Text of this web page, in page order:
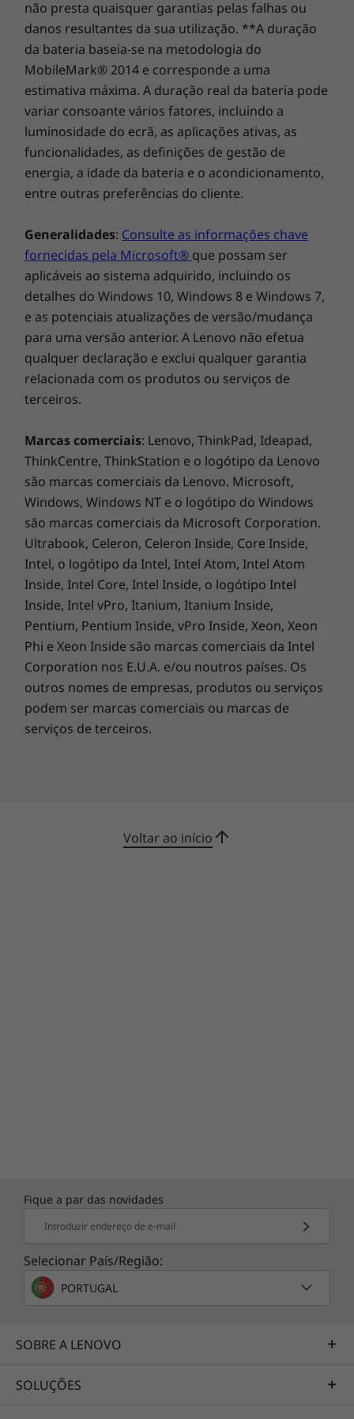
Seja produtivo ao máximo
Supere os seus prazos e seja o melhor nas
suas tarefas – nunca foi tão fácil executar
multitarefas. Mantenha-se ligado aos seus
projetos e carregue num instante com o
Carregamento Rápido Boost, aceda ao seu
IdeaPad Slim 5 Gen 9 com um leitor de
impressões digitais ou com uma câmara IR
FHD com obturador de privacidade
(dependendo do modelo) e expanda a sua
função completa.
De construção robusta, resistente ao
desgaste
Testado de acordo com as exigentes normas
militares do MIL-STD- 810H, o confiável e
duradouro IdeaPad Slim 5 foi concebido para
enfrentar situações extremas. Quer esteja a
assistir a uma videoconferência na praia, a
ajustar a sua apresentação em situações
desafiadoras ou a editar as suas fotos a
caminho de casa, pode fazer tudo sem
preocupações.
IdeaPad Slim 5 Gen 9 (14" AMD)
Adaptador de 65 W
Guia de início rápido
Especificações técnicas completas
Referência das especificações do produto:Modelos,
Especificações, Documentos, Compatibilidade (em
inglês)
não presta quaisquer garantias pelas falhas ou
danos resultantes da sua utilização. **A duração
da bateria baseia-se na metodologia do
MobileMark® 2014 e corresponde a uma
estimativa máxima. A duração real da bateria pode
variar consoante vários fatores, incluindo a
luminosidade do ecrã, as aplicações ativas, as
funcionalidades, as definições de gestão de
energia, a idade da bateria e o acondicionamento,
entre outras preferências do cliente.
Generalidades: Consulte as informações chave
fornecidas pela Microsoft® que possam ser
aplicáveis ao sistema adquirido, incluindo os
detalhes do Windows 10, Windows 8 e Windows 7,
e as potenciais atualizações de versão/mudança
para uma versão anterior. A Lenovo não efetua
qualquer declaração e exclui qualquer garantia
relacionada com os produtos ou serviços de
terceiros.
Marcas comerciais: Lenovo, ThinkPad, Ideapad,
ThinkCentre, ThinkStation e o logótipo da Lenovo
são marcas comerciais da Lenovo. Microsoft,
Windows, Windows NT e o logótipo do Windows
são marcas comerciais da Microsoft Corporation.
Ultrabook, Celeron, Celeron Inside, Core Inside,
Intel, o logótipo da Intel, Intel Atom, Intel Atom
Inside, Intel Core, Intel Inside, o logótipo Intel
Inside, Intel vPro, Itanium, Itanium Inside,
Pentium, Pentium Inside, vPro Inside, Xeon, Xeon
Phi e Xeon Inside são marcas comerciais da Intel
Corporation nos E.U.A. e/ou noutros países. Os
outros nomes de empresas, produtos ou serviços
podem ser marcas comerciais ou marcas de
serviços de terceiros.
Voltar ao início
Fique a par das novidades
Introduzir endereço de e-mail
Selecionar País/Região:
PORTUGAL
SOBRE A LENOVO
SOLUÇÕES